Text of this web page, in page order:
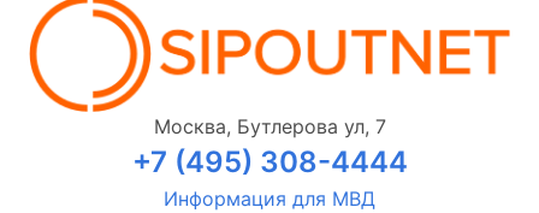
Москва, Бутлерова ул, 7
+7 (495) 308-4444
Информация для МВД